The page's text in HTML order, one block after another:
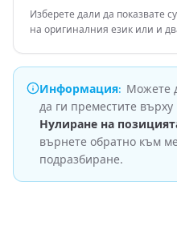
Изберете дали да показвате
на оригиналния език или и
Информация: Можете
да ги преместите
Нулиране на
върнете обратно към
подразбиране.